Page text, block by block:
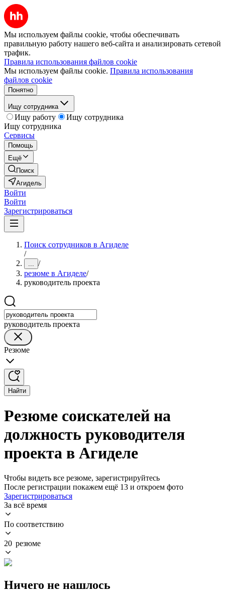
Мы используем файлы cookie, чтобы обеспечивать
правильную работу нашего веб-сайта и анализировать сетевой
трафик.
Правила использования файлов cookie
Мы используем файлы cookie. Правила использования
файлов cookie
Понятно
Ищу сотрудника
Ищу работу
Ищу сотрудника
Ищу сотрудника
Сервисы
Помощь
Ещё
Поиск
Агидель
Войти
Войти
Зарегистрироваться
Поиск сотрудников в Агиделе
/
... /
резюме в Агиделе/
руководитель проекта
руководитель проекта
Резюме
Найти
Резюме соискателей на
должность руководителя
проекта в Агиделе
Чтобы видеть все резюме, зарегистрируйтесь
После регистрации покажем ещё 13 и откроем фото
Зарегистрироваться
За всё время
По соответствию
20 резюме
Ничего не нашлось